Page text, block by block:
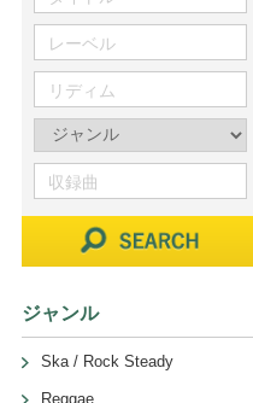
ジャンル
Ska / Rock Steady
Reggae